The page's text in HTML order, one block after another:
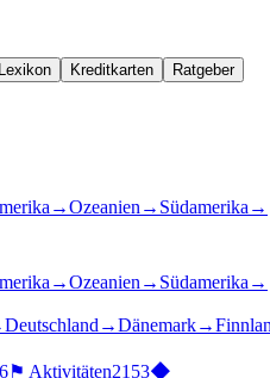
Lexikon Kreditkarten Ratgeber
→Ozeanien → Südamerika →
→Ozeanien → Südamerika →
Deutschland →Dänemark→
⚑ Aktivitäten2153◆